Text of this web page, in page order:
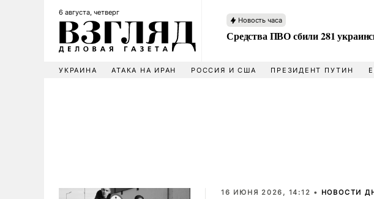
6 августа, четверг
Новость часа
Средства ПВО сбили 281
УКРАИНА АТАКА НА ИРАН РОССИЯ И США ПРЕЗИДЕНТ ПУТИН
16 ИЮНЯ 2026, 14:12 • НОВОСТИ